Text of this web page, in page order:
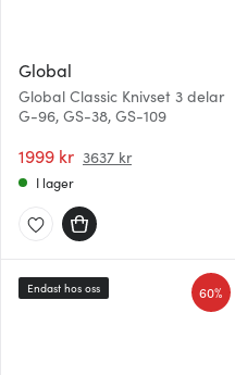
Global
Global Classic Knivset 3 delar
G-96, GS-38, GS-109
1999 kr 3637 kr
I lager
60%
Endast hos oss